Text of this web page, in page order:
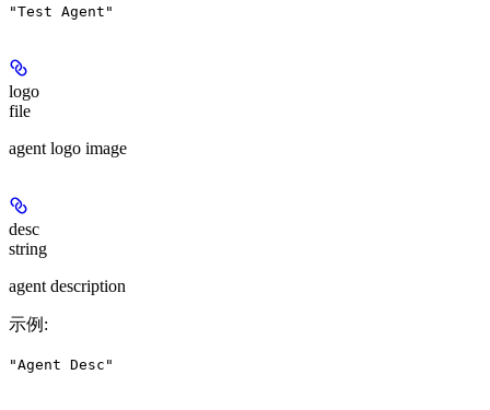
"Test Agent"
logo
file
agent logo image
desc
string
agent description
示例 :
"Agent Desc"